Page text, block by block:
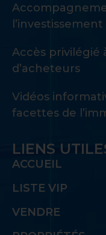
l’investissement
Accès privilégié
d’acheteurs
Vidéos
facettes de
LIENS
ACCUEIL
LISTE VIP
VENDRE